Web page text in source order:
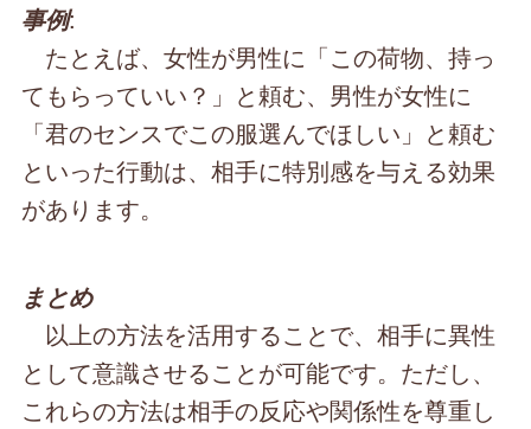
事例:
たとえば、女性が男性に「この荷物、持っ
てもらっていい？」と頼む、男性が女性に
「君のセンスでこの服選んでほしい」と頼む
といった行動は、相手に特別感を与える効果
があります。
まとめ
以上の方法を活用することで、相手に異性
として意識させることが可能です。ただし、
これらの方法は相手の反応や関係性を尊重し